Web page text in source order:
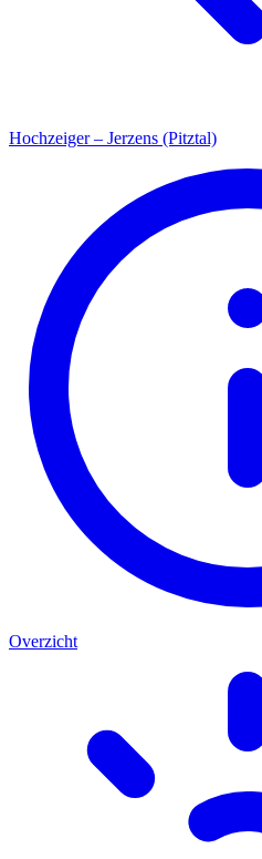
Hochzeiger – Jerzens (Pitztal)
Overzicht